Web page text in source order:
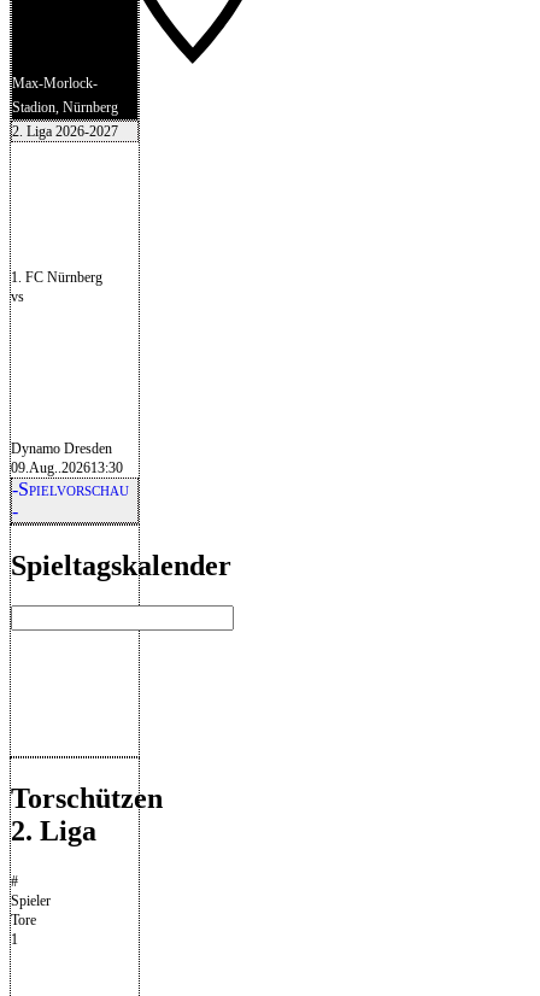
Max-Morlock-
Stadion, Nürnberg
2. Liga 2026-2027
1. FC Nürnberg
vs
Dynamo Dresden
09.Aug..202613:30
-Spielvorschau
-
Spieltagskalender
Torschützen
2. Liga
#
Spieler
Tore
1